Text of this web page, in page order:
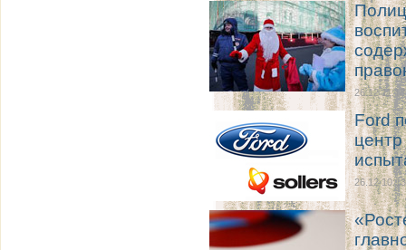
26.12 11:18
Ford
26.12 10:13